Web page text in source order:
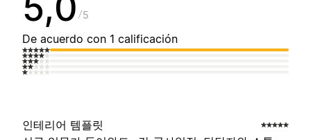
5
De acuerdo con 1 calificación
인테리어 템플릿